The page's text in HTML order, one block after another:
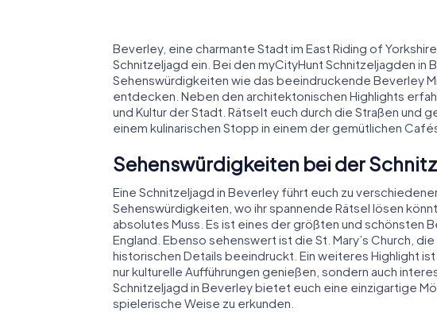
Beverley, eine charmante Stadt im East Riding of
Schnitzeljagd ein. Bei den myCityHunt Schnitzeljagden in
Sehenswürdigkeiten wie das beeindruckende Beverley
entdecken. Neben den architektonischen Highlights
und Kultur der Stadt. Rätselt euch durch die Straßen und
einem kulinarischen Stopp in einem der gemütlichen
Sehenswürdigkeiten bei der
Eine Schnitzeljagd in Beverley führt euch zu
Sehenswürdigkeiten, wo ihr spannende Rätsel lösen
absolutes Muss. Es ist eines der größten und schönsten
England. Ebenso sehenswert ist die St. Mary’s Church,
historischen Details beeindruckt. Ein weiteres Highlight
nur kulturelle Aufführungen genießen, sondern auch
Schnitzeljagd in Beverley bietet euch eine einzigartige
spielerische Weise zu erkunden.